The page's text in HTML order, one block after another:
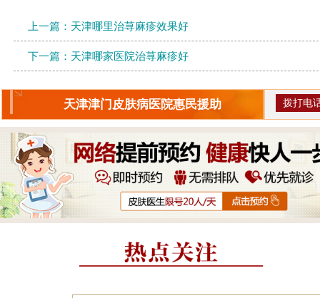
上一篇： 天津哪里治荨麻疹效果好
下一篇： 天津哪家医院治荨麻疹好
天津津门皮肤病医院惠民援助 拨打电